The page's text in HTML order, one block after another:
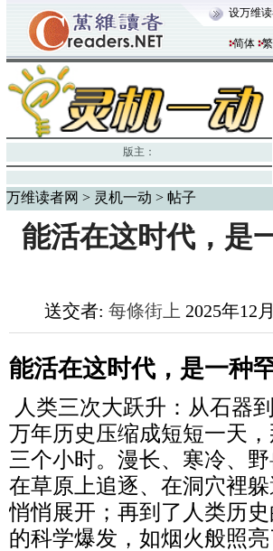
设万维
简体
版主：
万维读者网 > 灵机一动 > 帖子
能活在这时代，是
送交者: 每條街上 2025年12
能活在这时代，是一种
人类三次大跃升：从石器
万年历史压缩成短短一天
三个小时。漫长、寒冷、
在草原上追逐、在洞穴裡
悄悄展开；再到了人类历
的科学爆发，如烟火般照亮